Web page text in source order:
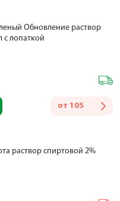
Обновление раствор
с лопаткой
от 105
раствор спиртовой 2%